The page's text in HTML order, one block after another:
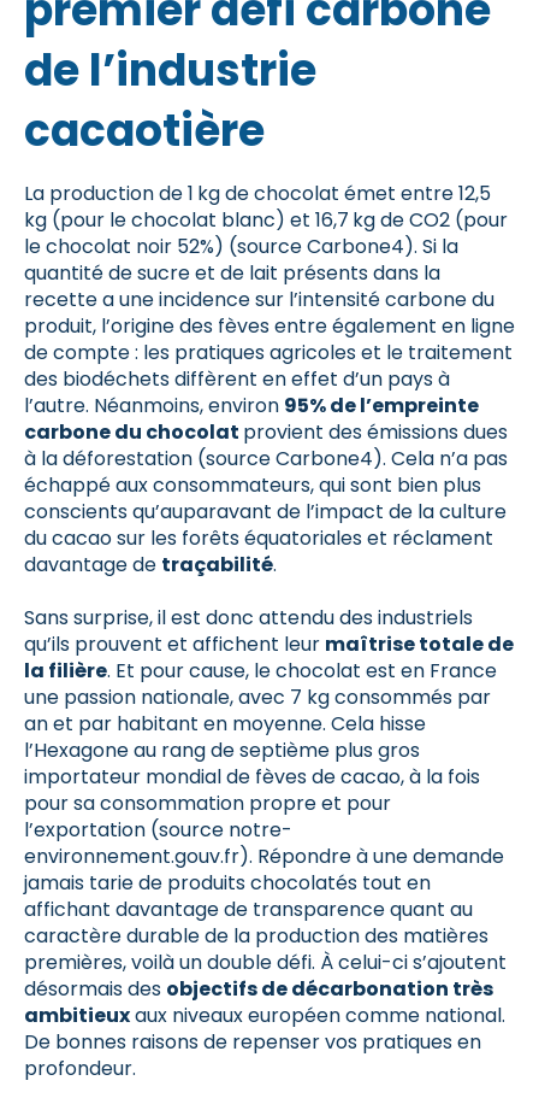
de l’industrie
cacaotière
La production de 1 kg de chocolat émet entre 12,5
kg (pour le chocolat blanc) et 16,7 kg de CO2 (pour
le chocolat noir 52%) (source Carbone4). Si la
quantité de sucre et de lait présents dans la
recette a une incidence sur l’intensité carbone du
produit, l’origine des fèves entre également en ligne
de compte : les pratiques agricoles et le traitement
des biodéchets diffèrent en effet d’un pays à
l’autre. Néanmoins, environ 95% de l’empreinte
carbone du chocolat provient des émissions dues
à la déforestation (source Carbone4). Cela n’a pas
échappé aux consommateurs, qui sont bien plus
conscients qu’auparavant de l’impact de la culture
du cacao sur les forêts équatoriales et réclament
davantage de traçabilité.
Sans surprise, il est donc attendu des industriels
qu’ils prouvent et affichent leur maîtrise totale de
la filière. Et pour cause, le chocolat est en France
une passion nationale, avec 7 kg consommés par
an et par habitant en moyenne. Cela hisse
l’Hexagone au rang de septième plus gros
importateur mondial de fèves de cacao, à la fois
pour sa consommation propre et pour
l’exportation (source notre-
environnement.gouv.fr). Répondre à une demande
jamais tarie de produits chocolatés tout en
affichant davantage de transparence quant au
caractère durable de la production des matières
premières, voilà un double défi. À celui-ci s’ajoutent
désormais des objectifs de décarbonation très
ambitieuxaux niveaux européen comme national.
De bonnes raisons de repenser vos pratiques en
profondeur.